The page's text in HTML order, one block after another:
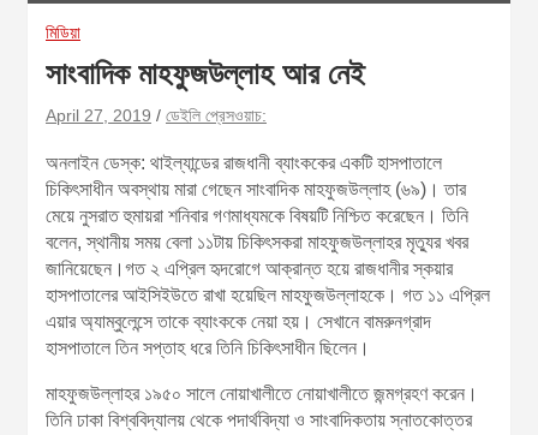
মিডিয়া
সাংবাদিক মাহফুজউল্লাহ আর নেই
April 27, 2019 ডেইলি প্রেসওয়াচ:
অনলাইন ডেস্ক: থাইল্যান্ডের রাজধানী ব্যাংককের একটি হাসপাতালে
চিকিৎসাধীন অবস্থায় মারা গেছেন সাংবাদিক মাহফুজউল্লাহ (৬৯)। তার
মেয়ে নুসরাত হুমায়রা শনিবার গণমাধ্যমকে বিষয়টি নিশ্চিত করেছেন। তিনি
বলেন, স্থানীয় সময় বেলা ১১টায় চিকিৎসকরা মাহফুজউল্লাহর মৃত্যুর খবর
জানিয়েছেন।গত ২ এপ্রিল হৃদরোগে আক্রান্ত হয়ে রাজধানীর স্কয়ার
হাসপাতালের আইসিইউতে রাখা হয়েছিল মাহফুজউল্লাহকে। গত ১১ এপ্রিল
এয়ার অ্যাম্বুলেন্সে তাকে ব্যাংককে নেয়া হয়। সেখানে বামরুনগ্রাদ
হাসপাতালে তিন সপ্তাহ ধরে তিনি চিকিৎসাধীন ছিলেন।
মাহফুজউল্লাহর ১৯৫০ সালে নোয়াখালীতে নোয়াখালীতে জন্মগ্রহণ করেন।
তিনি ঢাকা বিশ্ববিদ্যালয় থেকে পদার্থবিদ্যা ও সাংবাদিকতায় স্নাতকোত্তর